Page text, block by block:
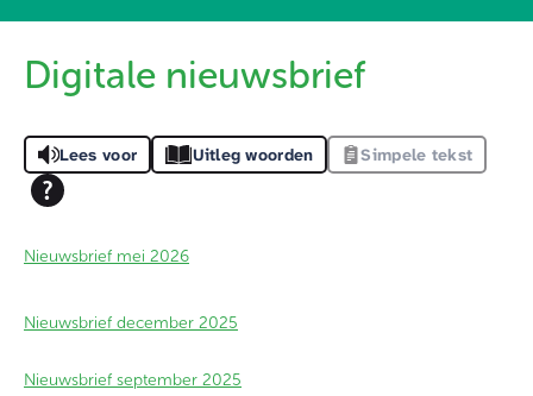
Digitale nieuwsbrief
Lees voor Uitleg woorden Simpele tekst
Nieuwsbrief mei 2026
Nieuwsbrief december 2025
Nieuwsbrief september 2025